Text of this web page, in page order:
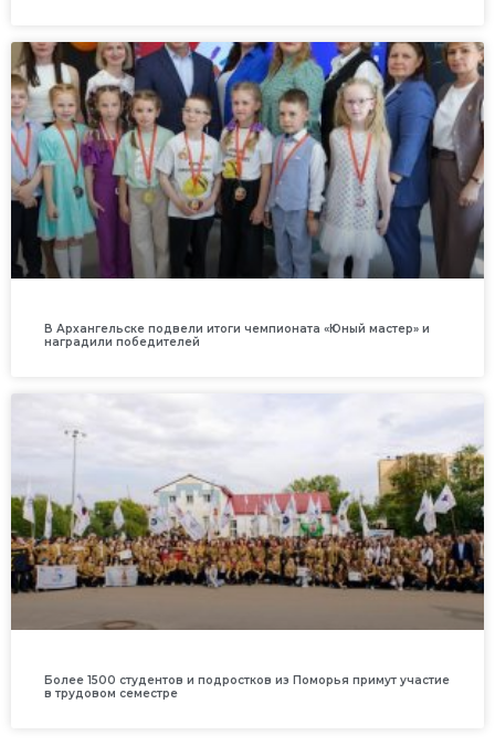
В Архангельске подвели итоги чемпионата «Юный мастер» и
наградили победителей
Более 1500 студентов и подростков из Поморья примут участие
в трудовом семестре